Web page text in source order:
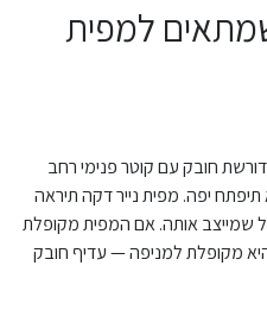
למפית
חובק עם קוטר פנימי רחב
יפה. מפית נייר דקה תיראה
שמייצב אותה. אם המפית מקופלת
מקופלת למניפה — עדיף חובק